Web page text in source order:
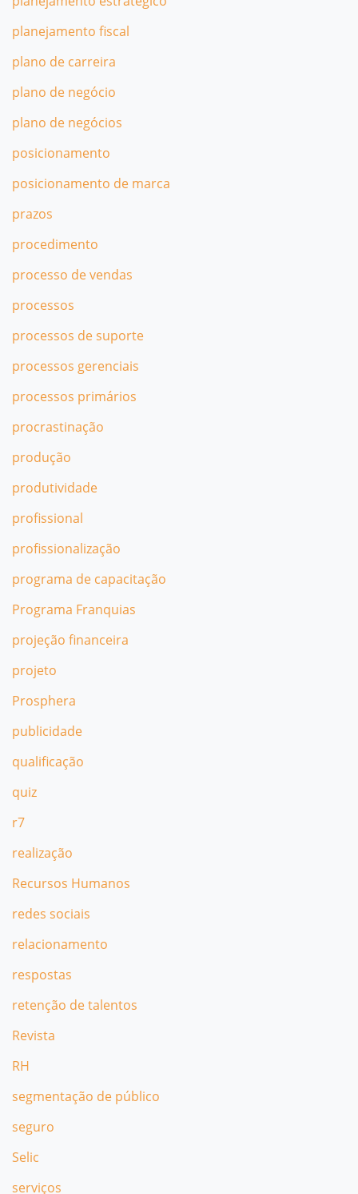
planejamento fiscal
plano de carreira
plano de negócio
plano de negócios
posicionamento
posicionamento de marca
prazos
procedimento
processo de vendas
processos
processos de suporte
processos gerenciais
processos primários
procrastinação
produção
produtividade
profissional
profissionalização
programa de capacitação
Programa Franquias
projeção financeira
projeto
Prosphera
publicidade
qualificação
quiz
r7
realização
Recursos Humanos
redes sociais
relacionamento
respostas
retenção de talentos
Revista
RH
segmentação de público
seguro
Selic
serviços